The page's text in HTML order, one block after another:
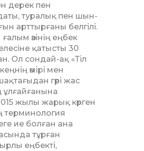
дерек пен
туралық пен шын­
арттырғаны белгілі.
өзінің ең­бек
қатысты 30
Ол сондай-ақ «Тіл
өмірі мен
гөрі жас
ұлғайғанына
жылы жарық көрген
терминология
ие болған ана
тұрған
еңбекті,